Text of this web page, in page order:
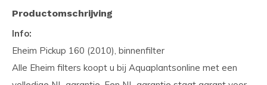
Productomschrijving
Info:
Eheim Pickup 160 (2010), binnenfilter
Alle Eheim filters koopt u bij Aquaplantsonline met een